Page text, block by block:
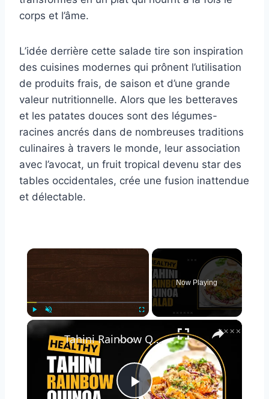
corps et l’âme.
L’idée derrière cette salade tire son inspiration
des cuisines modernes qui prônent l’utilisation
de produits frais, de saison et d’une grande
valeur nutritionnelle. Alors que les betteraves
et les patates douces sont des légumes-
racines ancrés dans de nombreuses traditions
culinaires à travers le monde, leur association
avec l’avocat, un fruit tropical devenu star des
tables occidentales, crée une fusion inattendue
et délectable.
×
Now Playing
×
Tahini Rainbow Quinoa Salad